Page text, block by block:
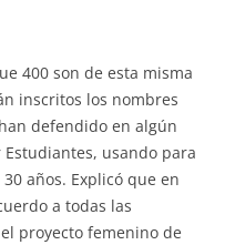
400 son de esta misma
inscritos los nombres
defendido en algún
usando para
años. Explicó que en
a todas las
proyecto femenino de